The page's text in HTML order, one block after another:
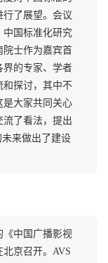
了展望。会议
中国标准化研究
院士作为嘉宾首
界的专家、学者
和探讨，其中不
是大家共同关心
流了看法，提出
未来做出了建设
《中国广播影视
京召开。AVS